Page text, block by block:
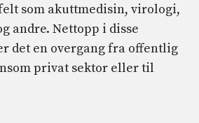
som akuttmedisin, virologi,
andre. Nettopp i disse
det en overgang fra offentlig
privat sektor eller til